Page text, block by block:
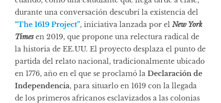
durante una conversación descubrí la existencia del
“The 1619 Project”, iniciativa lanzada por el New York
Timesen 2019, que propone una relectura radical de
la historia de EE.UU. El proyecto desplaza el punto de
partida del relato nacional, tradicionalmente ubicado
en 1776, año en el que se proclamó la Declaración de
Independencia, para situarlo en 1619 con la llegada
de los primeros africanos esclavizados a las colonias